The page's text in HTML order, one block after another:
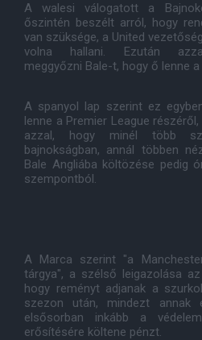
A walesi válogatott a
őszintén beszélt arról, hogy
van szüksége, a United
volna hallani. Ezután
meggyőzni Bale-t, hogy ő lenne
A spanyol lap szerint ez
lenne a Premier League
azzal, hogy minél több
bajnokságban, annál többen
Bale Angliába költözése pedig
szempontból.
A Marca szerint "a
tárgya", a szélső leigazolása
hogy reményt adjanak a
szezon után, mindezt annak
elsősorban inkább a
erősítésére költene pénzt.